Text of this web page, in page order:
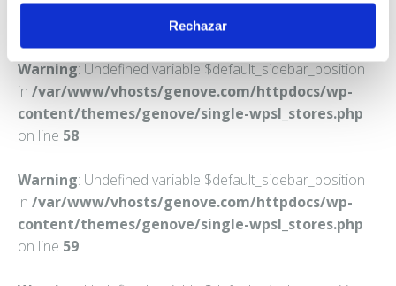
Rechazar
Warning: Undefined variable $default_sidebar_position
in /var/www/vhosts/genove.com/httpdocs/wp-
content/themes/genove/single-wpsl_stores.php
on line 58
Warning: Undefined variable $default_sidebar_position
in /var/www/vhosts/genove.com/httpdocs/wp-
content/themes/genove/single-wpsl_stores.php
on line 59